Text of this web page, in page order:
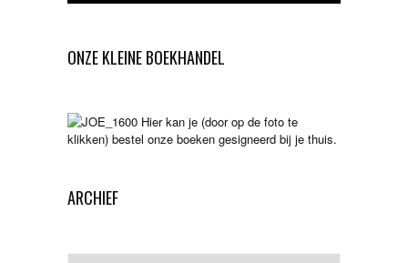
ONZE KLEINE BOEKHANDEL
Hier kan je (door op de foto te
klikken) bestel onze boeken gesigneerd bij je thuis.
ARCHIEF